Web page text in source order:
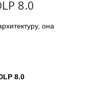
8.0
она
8.0